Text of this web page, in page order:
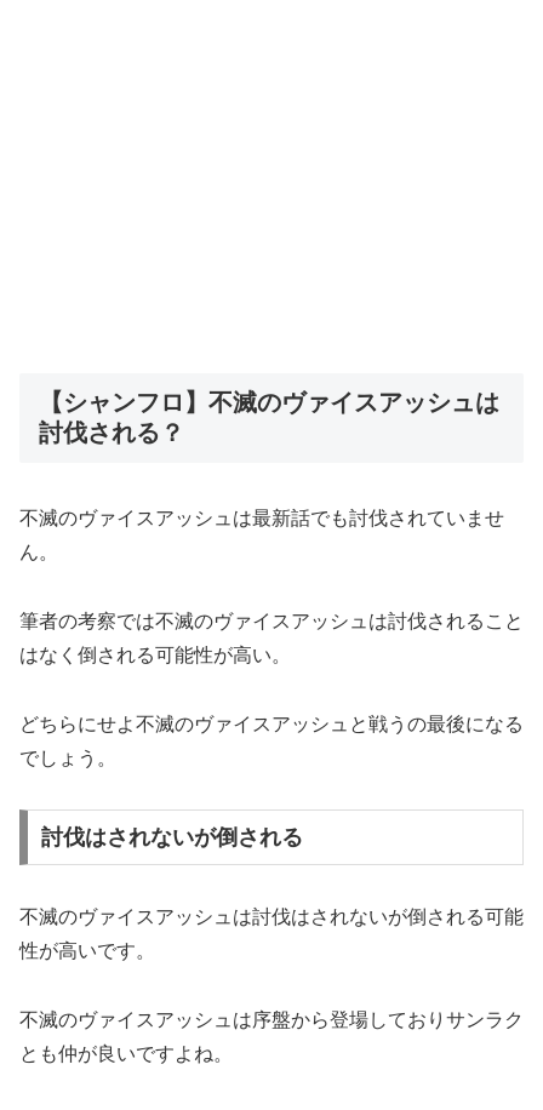
【シャンフロ】不滅のヴァイスアッシュは
討伐される？
不滅のヴァイスアッシュは最新話でも討伐されていませ
ん。
筆者の考察では不滅のヴァイスアッシュは討伐されること
はなく倒される可能性が高い。
どちらにせよ不滅のヴァイスアッシュと戦うの最後になる
でしょう。
討伐はされないが倒される
不滅のヴァイスアッシュは討伐はされないが倒される可能
性が高いです。
不滅のヴァイスアッシュは序盤から登場しておりサンラク
とも仲が良いですよね。